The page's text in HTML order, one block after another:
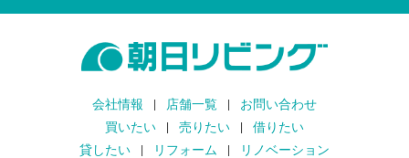
会社情報 店舗一覧
お問い合わせ
買いたい
売りたい
借りたい
貸したい
リフォーム リノベーション